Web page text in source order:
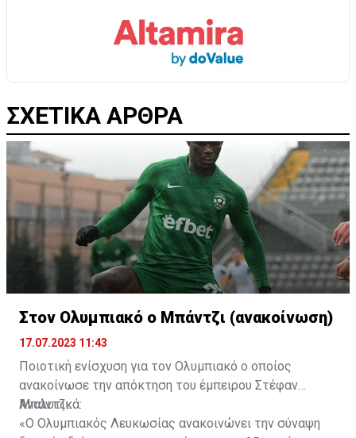
ΣΧΕΤΙΚΑ ΑΡΘΡΑ
Στον Ολυμπιακό ο Μπάντζι (ανακοίνωση)
17.07.2023 11:43
Ποιοτική ενίσχυση για τον Ολυμπιακό ο οποίος
ανακοίνωσε την απόκτηση του έμπειρου Στέφαν
Μπάντζι.
Αναλυτικά:
«Ο Ολυμπιακός Λευκωσίας ανακοινώνει την σύναψη